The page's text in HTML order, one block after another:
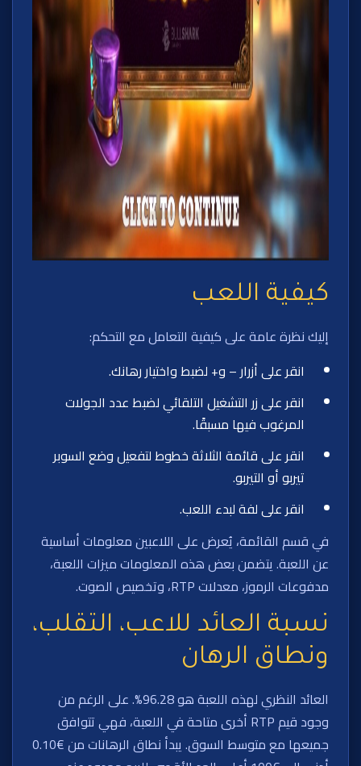
كيفية اللعب
إليك نظرة عامة على كيفية التعامل مع التحكم:
انقر على أزرار – و+ لضبط واختيار رهانك.
انقر على زر التشغيل التلقائي لضبط عدد الجولات
المرغوب فيها مسبقًا.
انقر على قائمة الثلاثة خطوط لتفعيل وضع السوبر
تيربو أو التيربو.
انقر على لفة لبدء اللعب.
في قسم القائمة، يُعرض على اللاعبين معلومات أساسية
عن اللعبة. يتضمن بعض هذه المعلومات ميزات اللعبة،
مدفوعات الرموز، معدلات RTP، وتخصيص الصوت.
نسبة العائد للاعب، التقلب،
ونطاق الرهان
العائد النظري لهذه اللعبة هو 96.28%. على الرغم من
وجود قيم RTP أخرى متاحة في اللعبة، فهي تتوافق
جميعها مع متوسط السوق. يبدأ نطاق الرهانات من €0.10